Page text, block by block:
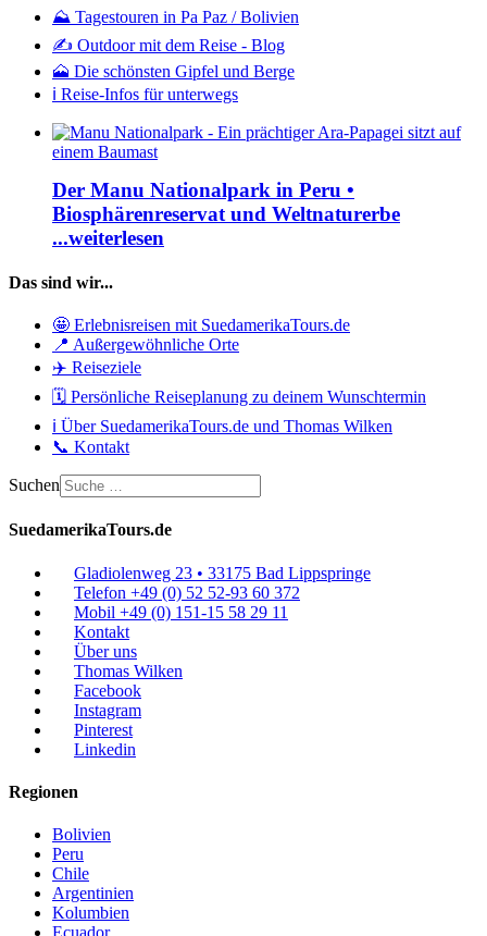
⛰️ Tagestouren in Pa Paz / Bolivien
✍️ Outdoor mit dem Reise - Blog
🗻 Die schönsten Gipfel und Berge
ℹ️ Reise-Infos für unterwegs
Der Manu Nationalpark in Peru •
Biosphärenreservat und Weltnaturerbe
...weiterlesen
Das sind wir...
🤩 Erlebnisreisen mit SuedamerikaTours.de
📍 Außergewöhnliche Orte
✈️ Reiseziele
🗓️ Persönliche Reiseplanung zu deinem Wunschtermin
ℹ️ Über SuedamerikaTours.de und Thomas Wilken
📞 Kontakt
Suchen
SuedamerikaTours.de
Gladiolenweg 23 • 33175 Bad Lippspringe
Telefon +49 (0) 52 52-93 60 372
Mobil +49 (0) 151-15 58 29 11
Kontakt
Über uns
Thomas Wilken
Facebook
Instagram
Pinterest
Linkedin
Regionen
Bolivien
Peru
Chile
Argentinien
Kolumbien